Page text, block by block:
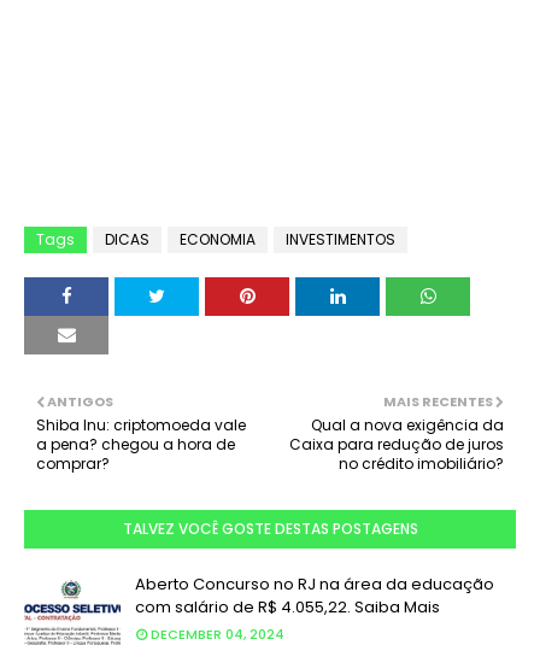
Tags DICAS ECONOMIA INVESTIMENTOS
MAIS RECENTES
Qual a nova exigência da
Caixa para redução de juros
no crédito imobiliário?
ANTIGOS
Shiba Inu: criptomoeda vale
a pena? chegou a hora de
comprar?
TALVEZ VOCÊ GOSTE DESTAS POSTAGENS
Aberto Concurso no RJ na área da educação
com salário de R$ 4.055,22. Saiba Mais
DECEMBER 04, 2024